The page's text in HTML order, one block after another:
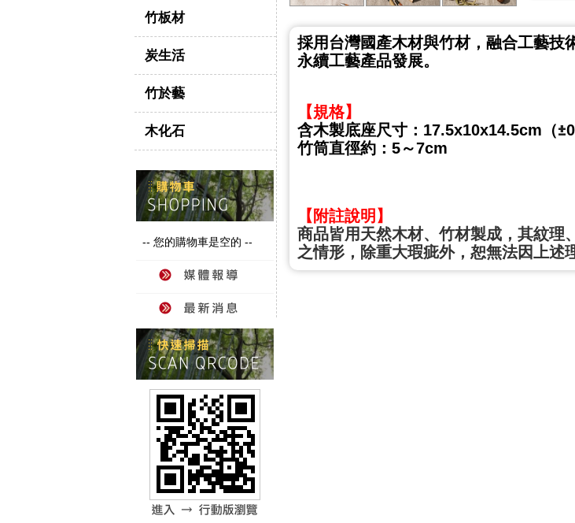
竹板材
炭生活
竹於藝
木化石
-- 您的購物車是空的 --
採用台灣國產木材與竹材，融合工藝技
永續工藝產品發展。
【規格】
含木製底座尺寸：17.5x10x14.5cm（±
竹筒直徑約：5～7cm
【附註說明】
商品皆用天然木材、竹材製成，其紋理
之情形，除重大瑕疵外，恕無法因上述